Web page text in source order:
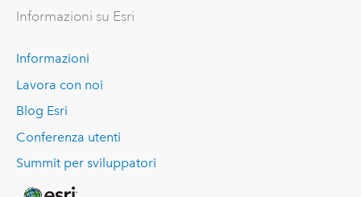
Informazioni su Esri
Informazioni
Lavora con noi
Blog Esri
Conferenza utenti
Summit per sviluppatori